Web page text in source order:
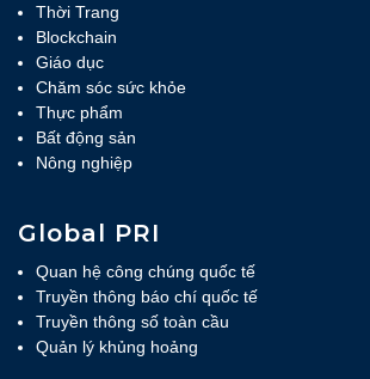
Thời Trang
Blockchain
Giáo dục
Chăm sóc sức khỏe
Thực phẩm
Bất động sản
Nông nghiệp
Global PRI
Quan hệ công chúng quốc tế
Truyền thông báo chí quốc tế
Truyền thông số toàn cầu
Quản lý khủng hoảng